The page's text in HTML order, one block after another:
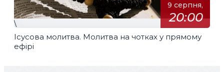
9 серпня,
20:00
\
Ісусова молитва. Молитва на чотках у прямому
ефірі